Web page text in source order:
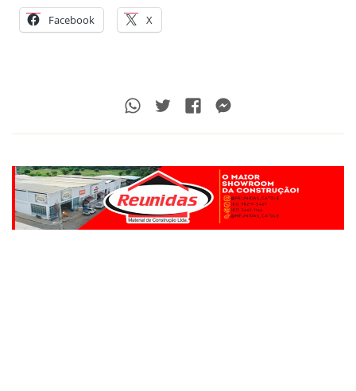
Facebook X
Whatsapp
TwitterFacebook